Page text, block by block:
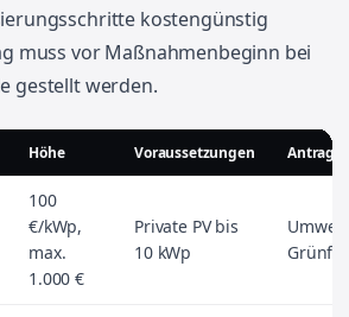
kostengünstig
muss vor Maßnahmenbeginn bei
gestellt werden.
Höhe Voraussetzungen
100
€/kWp,
max.
1.000 €
Private PV bis
10 kWp